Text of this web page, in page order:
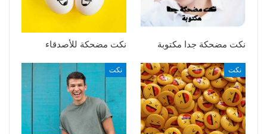
نكت مضحكة جدا مكتوبة نكت مضحكة للأصدقاء
نكت نكت